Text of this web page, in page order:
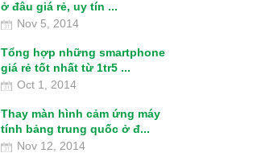
ở đâu giá rẻ, uy tín ...
Nov 5, 2014
Tổng hợp những smartphone
giá rẻ tốt nhất từ 1tr5 ...
Oct 1, 2014
Thay màn hình cảm ứng máy
tính bảng trung quốc ở đ...
Nov 12, 2014